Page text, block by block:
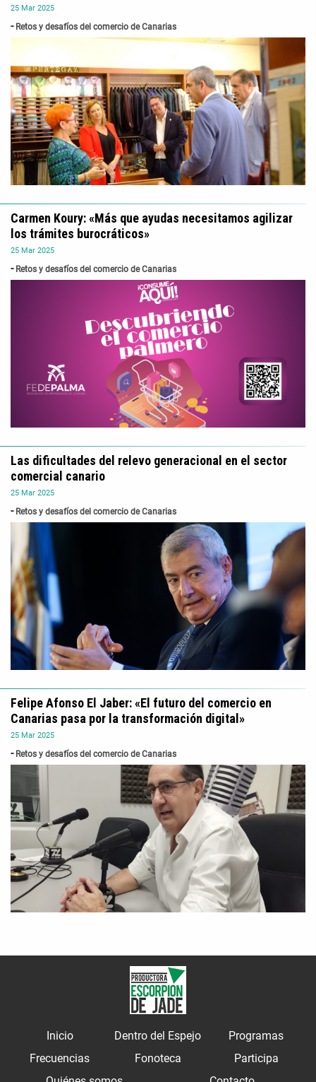
25 Mar 2025
Retos y desafíos del comercio de Canarias
25 Mar 2025
Retos y desafíos del comercio de Canarias
Carmen Koury: «Más que ayudas necesitamos agilizar
los trámites burocráticos»
25 Mar 2025
Retos y desafíos del comercio de Canarias
Las dificultades del relevo generacional en el sector
comercial canario
25 Mar 2025
Retos y desafíos del comercio de Canarias
Felipe Afonso El Jaber: «El futuro del comercio en
Canarias pasa por la transformación digital»
Inicio Dentro del Espejo
Programas
Frecuencias
Fonoteca
Participa